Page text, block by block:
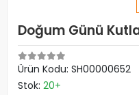
Doğum Günü
Ürün Kodu: SH00000652
Stok: 20+